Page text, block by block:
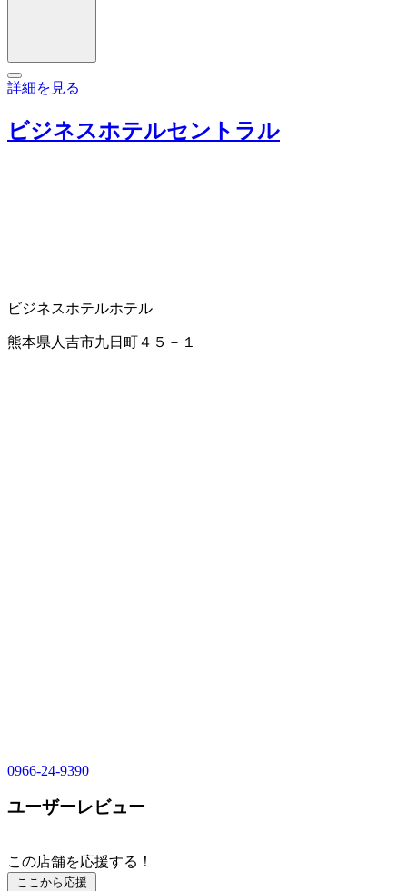
詳細を見る
ビジネスホテルセントラル
ビジネスホテルホテル
熊本県人吉市九日町４５－１
0966-24-9390
ユーザーレビュー
この店舗を応援する！
ここから応援